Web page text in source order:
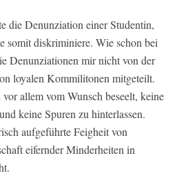
die Denunziation einer Studentin,
somit diskriminiere. Wie schon bei
Denunziationen mir nicht von der
loyalen Kommilitonen mitgeteilt.
allem vom Wunsch beseelt, keine
keine Spuren zu hinterlassen.
aufgeführte Feigheit von
eifernder Minderheiten in